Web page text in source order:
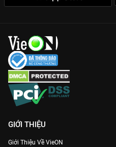
GIỚI THIỆU
Giới Thiệu Về VieON